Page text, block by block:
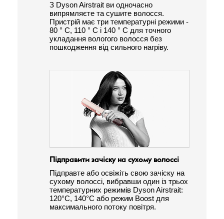
З Dyson Airstrait ви одночасно
випрямляєте та сушите волосся.
Пристрій має три температурні режими -
80 ° C, 110 ° C і 140 ° C для точного
укладання вологого волосся без
пошкодження від сильного нагріву.
Підправити зачіску на сухому волоссі
Підправте або освіжіть свою зачіску на
сухому волоссі, вибравши один із трьох
температурних режимів Dyson Airstrait:
120°C, 140°C або режим Boost для
максимального потоку повітря.